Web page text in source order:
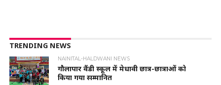
TRENDING NEWS
NAINITAL-HALDWANI NEWS
गौलापार वैंडी स्कूल में मेधावी छात्र-छात्राओं को
किया गया सम्मानित